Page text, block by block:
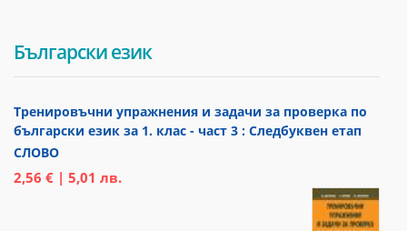
Български език
Тренировъчни упражнения и задачи за проверка по
български език за 1. клас - част 3 : Следбуквен етап
СЛОВО
2,56 € | 5,01 лв.